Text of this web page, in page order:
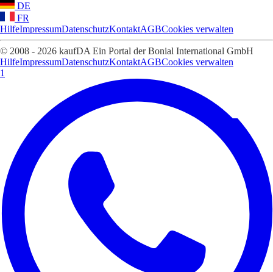
DE
FR
HilfeImpressumDatenschutzKontaktAGBCookies verwalten
© 2008 - 2026 kaufDA Ein Portal der Bonial International GmbH
HilfeImpressumDatenschutzKontaktAGBCookies verwalten
1